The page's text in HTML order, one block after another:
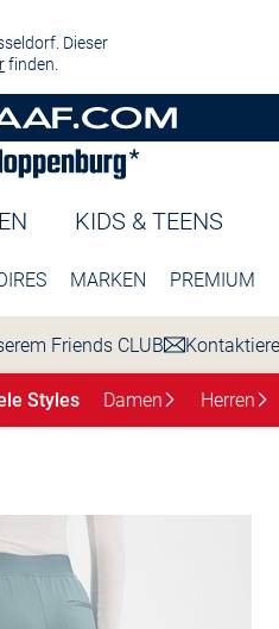
Dieser
finden.
KIDS & TEENS
MARKEN PREMIUM
Friends CLUB
Styles Damen Herren